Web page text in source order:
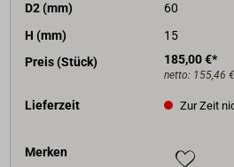
D2 (mm)
60
H (mm)
15
Preis (Stück)
185,00 €*
netto: 155,46 €
Lieferzeit Zur Zeit
Merken